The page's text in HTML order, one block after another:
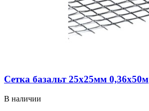
Сетка базальт 25х25мм 0,36х50м
В наличии